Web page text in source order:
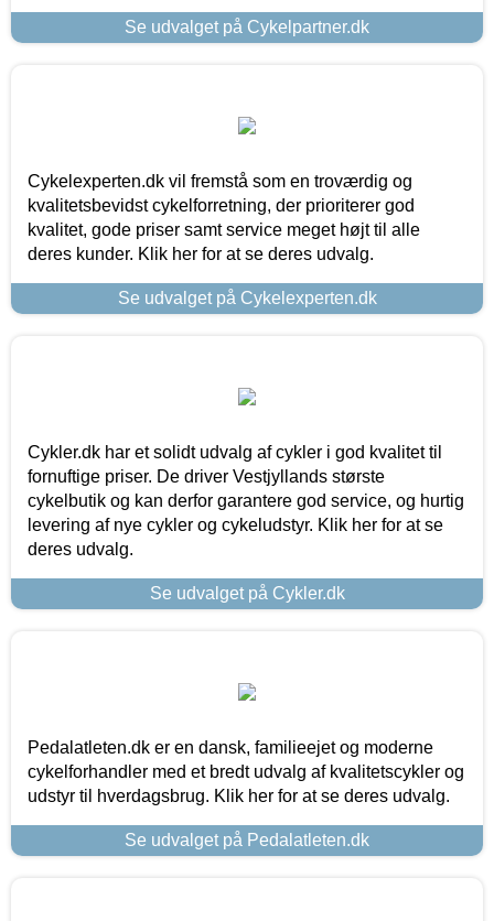
Se udvalget på Cykelpartner.dk
Cykelexperten.dk vil fremstå som en troværdig og
kvalitetsbevidst cykelforretning, der prioriterer god
kvalitet, gode priser samt service meget højt til alle
deres kunder. Klik her for at se deres udvalg.
Se udvalget på Cykelexperten.dk
Cykler.dk har et solidt udvalg af cykler i god kvalitet til
fornuftige priser. De driver Vestjyllands største
cykelbutik og kan derfor garantere god service, og hurtig
levering af nye cykler og cykeludstyr. Klik her for at se
deres udvalg.
Se udvalget på Cykler.dk
Pedalatleten.dk er en dansk, familieejet og moderne
cykelforhandler med et bredt udvalg af kvalitetscykler og
udstyr til hverdagsbrug. Klik her for at se deres udvalg.
Se udvalget på Pedalatleten.dk